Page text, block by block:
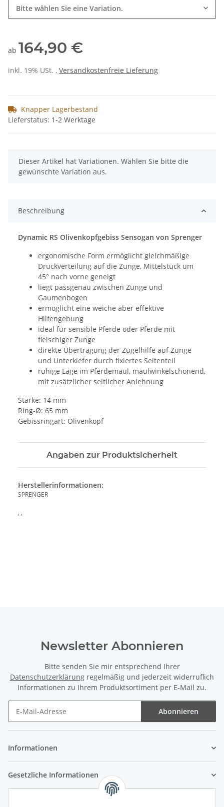
Bitte wählen Sie eine Variation.
ab 164,90 €
inkl. 19% USt. , Versandkostenfreie Lieferung
Knapper Lagerbestand
Lieferstatus: 1-2 Werktage
x
Dieser Artikel hat Variationen. Wählen Sie bitte die
gewünschte Variation aus.
Beschreibung
Dynamic RS Olivenkopfgebiss Sensogan von Sprenger
ergonomische Form ermöglicht gleichmäßige
Druckverteilung auf die Zunge, Mittelstück um
45° nach vorne geneigt
liegt passgenau zwischen Zunge und
Gaumenbogen
ermöglicht eine weiche aber effektive
Hilfengebung
ideal für sensible Pferde oder Pferde mit
fleischiger Zunge
direkte Übertragung der Zügelhilfe auf Zunge
und Unterkiefer durch fixiertes Seitenteil
ruhige Lage im Pferdemaul, maulwinkelschonend,
mit zusätzlicher seitlicher Anlehnung
Stärke: 14 mm
Ring-Ø: 65 mm
Gebissringart: Olivenkopf
Angaben zur Produktsicherheit
Herstellerinformationen:
SPRENGER
, ,
Newsletter Abonnieren
Bitte senden Sie mir entsprechend Ihrer
Datenschutzerklärung regelmäßig und jederzeit widerruflich
Informationen zu Ihrem Produktsortiment per E-Mail zu.
Abonnieren
Informationen
Gesetzliche Informationen